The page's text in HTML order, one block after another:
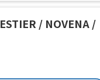
/ NOVENA /
stay / Available